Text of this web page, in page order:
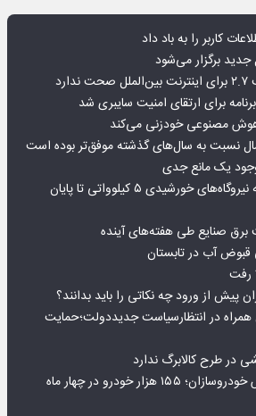
کاربر را به باد داد
برگزار می‌شود
برای ارتقای امنیت سایبری شد
هوش مصنوعی خودزنی می‌کند
نسبت به سال‌های گذشته موفق‌تر بوده است
یک مانع جدی
تجهیز ۱۲ هزار مدرسه به نیروگاه‌های خورشیدی ۵ کیلوواتی تا پایان
صنایع طی هفته‌های آینده
آب در تابستان
رفت
پیش از ورود چه نکاتی را باید بدانند؟
در انتظارسیاست جدیددولت؛حمایت
در طرح کالابرگ ندارد
افت ۳۴ درصدی فروش خودروسازان؛ ۱۵۵ هزار خودرو در چهار ماه